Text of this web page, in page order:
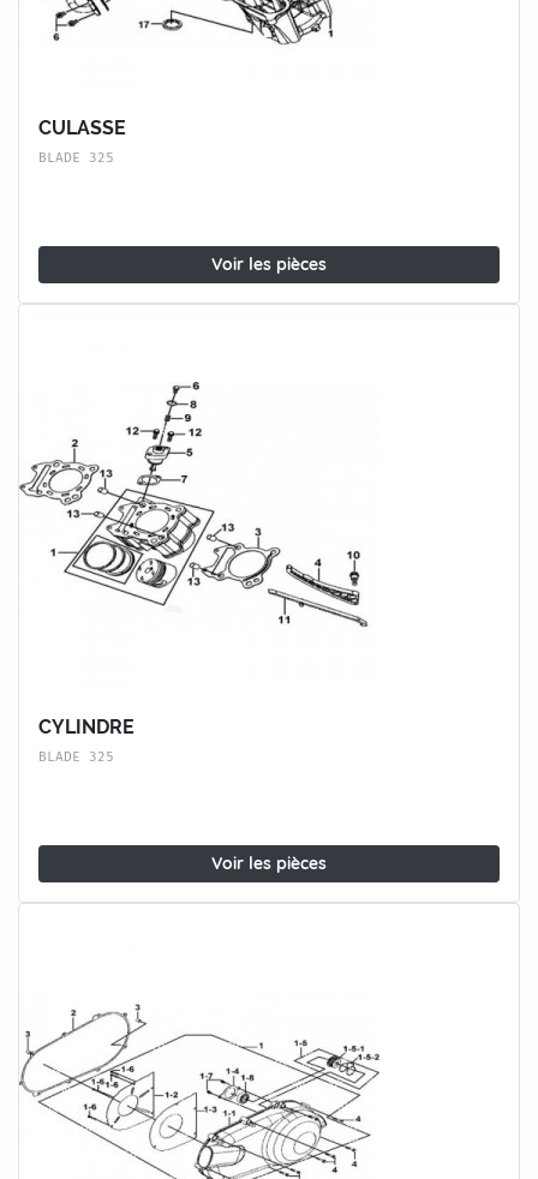
CULASSE
BLADE 325
Voir les pièces
CYLINDRE
BLADE 325
Voir les pièces